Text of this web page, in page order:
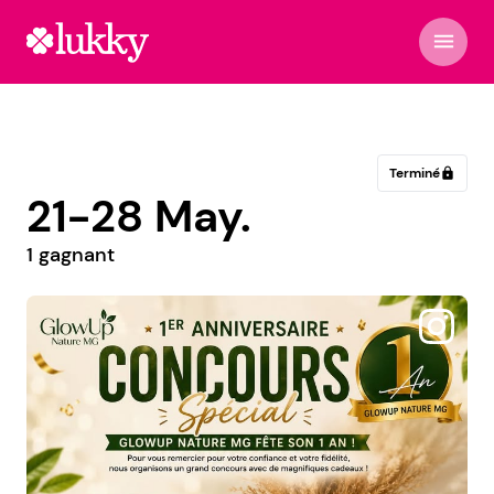
menu
Terminélock
21-28 May.
1 gagnant
@roselynedcreations